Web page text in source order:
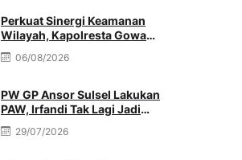
Perkuat Sinergi Keamanan
Wilayah, Kapolresta Gowa
Baru Silaturahmi Ke Kediaman
Ketua PCNU
06/08/2026
PW GP Ansor Sulsel Lakukan
PAW, Irfandi Tak Lagi Jadi
Pengurus
29/07/2026